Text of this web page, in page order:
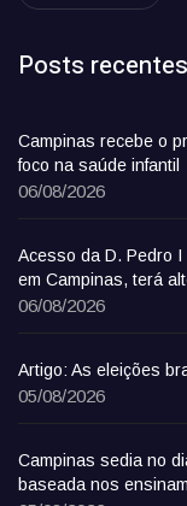
Posts recentes
Campinas recebe o
foco na saúde infantil
06/08/2026
Acesso da D. Pedro
em Campinas, terá
06/08/2026
Artigo: As eleições
05/08/2026
Campinas sedia no
baseada nos